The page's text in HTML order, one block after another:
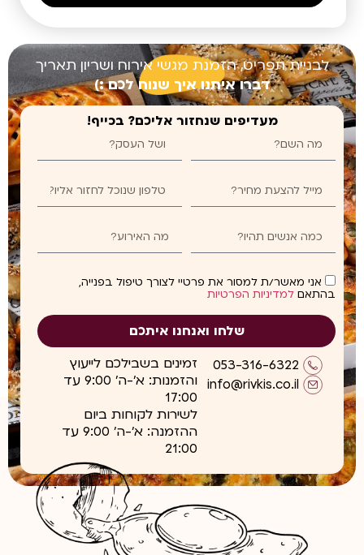
לבניית תפריט, הזמנת מגשי אירוח ושריון תאריך
דברו איתנו איך שנוח לכם :)
מעדיפים שנחזור אליכם? בכייף!
אני מאשר/ת למסור את פרטיי לצורך טיפול בפנייה,
בהתאם למדיניות הפרטיות
שלחו ואנחנו איתכם
053-316-6322
info@rivkis.co.il
זמינים בשבילכם לייעוץ
והזמנות: א'-ה' 9:00 עד
17:00
לשירות לקוחות ביום
ההזמנה: א'-ה' 9:00 עד
21:00